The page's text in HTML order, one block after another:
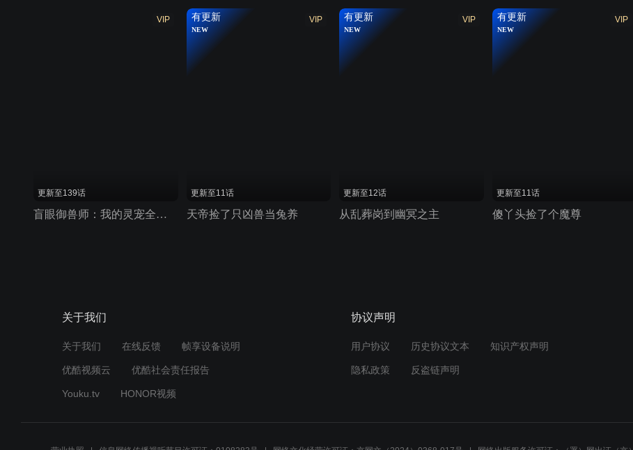
VIP
更新至139话
盲眼御兽师：我的灵宠全是上古神
VIP
有更新
NEW
更新至11话
天帝捡了只凶兽当兔养
VIP
有更新
NEW
更新至12话
从乱葬岗到幽冥之主
VIP
有更新
NEW
更新至11话
傻丫头捡了个魔尊
关于我们
关于我们 在线反馈 帧享设备说明
优酷视频云 优酷社会责任报告
Youku.tv HONOR视频
协议声明
用户协议 历史协议文本 知识产权声明
隐私政策 反盗链声明